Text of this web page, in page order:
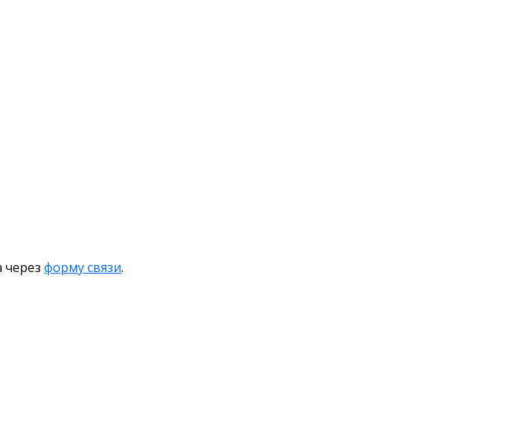
форму связи.